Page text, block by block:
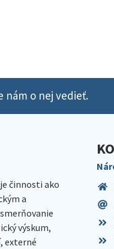
nám o nej vedieť.
činnosti ako
a
výskum,
externé